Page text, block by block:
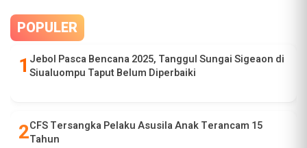
POPULER
Jebol Pasca Bencana 2025, Tanggul Sungai Sigeaon di
Siualuompu Taput Belum Diperbaiki
CFS Tersangka Pelaku Asusila Anak Terancam 15
Tahun